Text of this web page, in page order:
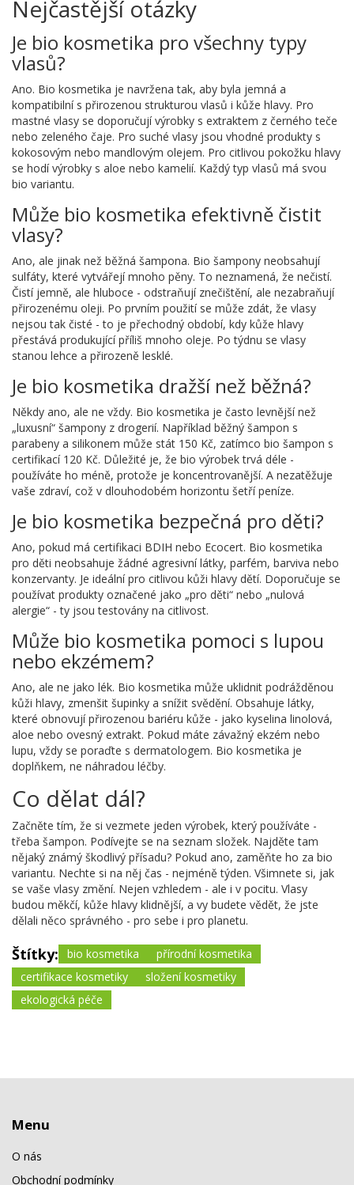
Nejčastější otázky
Je bio kosmetika pro všechny typy
vlasů?
Ano. Bio kosmetika je navržena tak, aby byla jemná a
kompatibilní s přirozenou strukturou vlasů i kůže hlavy. Pro
mastné vlasy se doporučují výrobky s extraktem z černého teče
nebo zeleného čaje. Pro suché vlasy jsou vhodné produkty s
kokosovým nebo mandlovým olejem. Pro citlivou pokožku hlavy
se hodí výrobky s aloe nebo kamelií. Každý typ vlasů má svou
bio variantu.
Může bio kosmetika efektivně čistit
vlasy?
Ano, ale jinak než běžná šampona. Bio šampony neobsahují
sulfáty, které vytvářejí mnoho pěny. To neznamená, že nečistí.
Čistí jemně, ale hluboce - odstraňují znečištění, ale nezabraňují
přirozenému oleji. Po prvním použití se může zdát, že vlasy
nejsou tak čisté - to je přechodný období, kdy kůže hlavy
přestává produkující příliš mnoho oleje. Po týdnu se vlasy
stanou lehce a přirozeně lesklé.
Je bio kosmetika dražší než běžná?
Někdy ano, ale ne vždy. Bio kosmetika je často levnější než
„luxusní“ šampony z drogerií. Například běžný šampon s
parabeny a silikonem může stát 150 Kč, zatímco bio šampon s
certifikací 120 Kč. Důležité je, že bio výrobek trvá déle -
používáte ho méně, protože je koncentrovanější. A nezatěžuje
vaše zdraví, což v dlouhodobém horizontu šetří peníze.
Je bio kosmetika bezpečná pro děti?
Ano, pokud má certifikaci BDIH nebo Ecocert. Bio kosmetika
pro děti neobsahuje žádné agresivní látky, parfém, barviva nebo
konzervanty. Je ideální pro citlivou kůži hlavy dětí. Doporučuje se
používat produkty označené jako „pro děti“ nebo „nulová
alergie“ - ty jsou testovány na citlivost.
Může bio kosmetika pomoci s lupou
nebo ekzémem?
Ano, ale ne jako lék. Bio kosmetika může uklidnit podrážděnou
kůži hlavy, zmenšit šupinky a snížit svědění. Obsahuje látky,
které obnovují přirozenou bariéru kůže - jako kyselina linolová,
aloe nebo ovesný extrakt. Pokud máte závažný ekzém nebo
lupu, vždy se poraďte s dermatologem. Bio kosmetika je
doplňkem, ne náhradou léčby.
Co dělat dál?
Začněte tím, že si vezmete jeden výrobek, který používáte -
třeba šampon. Podívejte se na seznam složek. Najděte tam
nějaký známý škodlivý přísadu? Pokud ano, zaměňte ho za bio
variantu. Nechte si na něj čas - nejméně týden. Všimnete si, jak
se vaše vlasy změní. Nejen vzhledem - ale i v pocitu. Vlasy
budou měkčí, kůže hlavy klidnější, a vy budete vědět, že jste
dělali něco správného - pro sebe i pro planetu.
Štítky: bio kosmetika
přírodní kosmetika
certifikace kosmetiky
složení kosmetiky
ekologická péče
Menu
O nás
Obchodní podmínky